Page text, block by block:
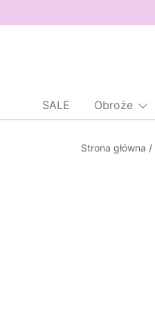
Przejdź
SALE Obroże
Strona główna /